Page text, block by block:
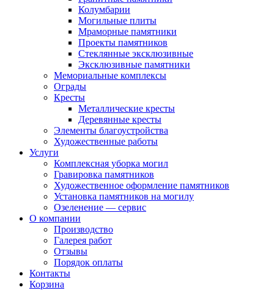
Колумбарии
Могильные плиты
Мраморные памятники
Проекты памятников
Стеклянные эксклюзивные
Эксклюзивные памятники
Мемориальные комплексы
Ограды
Кресты
Металлические кресты
Деревянные кресты
Элементы благоустройства
Художественные работы
Услуги
Комплексная уборка могил
Гравировка памятников
Художественное оформление памятников
Установка памятников на могилу
Озеленение — сервис
О компании
Производство
Галерея работ
Отзывы
Порядок оплаты
Контакты
Корзина